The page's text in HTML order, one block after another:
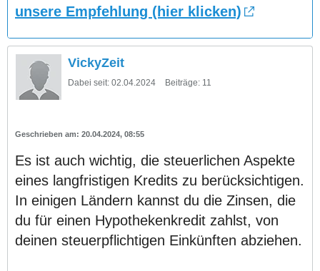
unsere Empfehlung (hier klicken)
VickyZeit
Dabei seit: 02.04.2024 Beiträge: 11
20.04.2024, 08:55
Es ist auch wichtig, die steuerlichen Aspekte
eines langfristigen Kredits zu berücksichtigen.
In einigen Ländern kannst du die Zinsen, die
du für einen Hypothekenkredit zahlst, von
deinen steuerpflichtigen Einkünften abziehen.